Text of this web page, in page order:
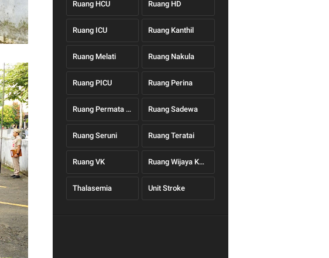
Ruang HCU Ruang HD
Ruang ICU Ruang Kanthil
Ruang Melati Ruang Nakula
Ruang PICU Ruang Perina
Ruang Permata Hati Ruang Sadewa
Ruang Seruni Ruang Teratai
Ruang VK Ruang Wijaya Kusuma
Thalasemia Unit Stroke